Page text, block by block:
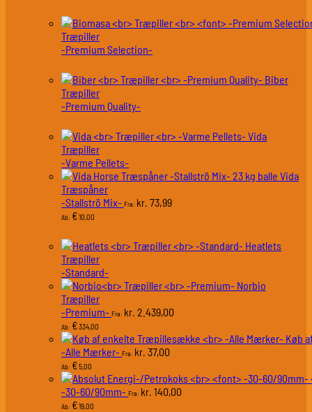
Træpiller
-Premium Selection-
Biber
Træpiller
-Premium Quality-
Vida
Træpiller
-Varme Pellets-
Vida
Træspåner
-Stallströ Mix- Fra: kr. 73,99
Ab: €10,00
Heatlets
Træpiller
-Standard-
Norbio
Træpiller
-Premium- Fra: kr. 2.439,00
Ab: €334,00
Køb
-Alle Mærker- Fra: kr. 37,00
Ab: €5,00
-30-60/90mm- Fra: kr. 140,00
Ab: €19,00